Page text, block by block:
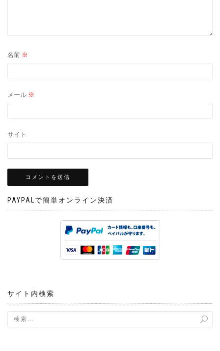
名前 ※
メール ※
サイト
PAYPALで簡単オンライン決済
サイト内検索